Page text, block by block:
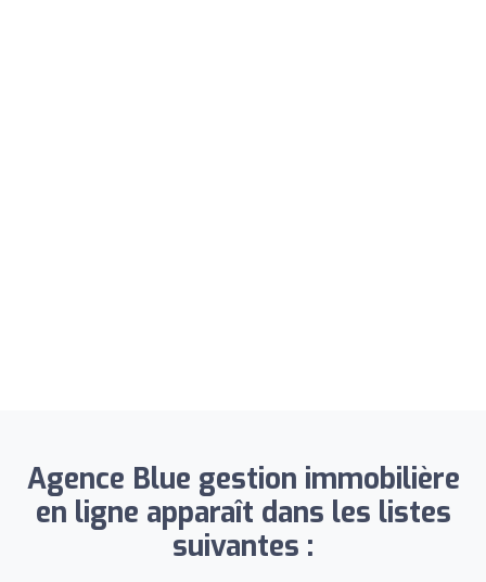
Agence Blue gestion immobilière
en ligne apparaît dans les listes
suivantes :